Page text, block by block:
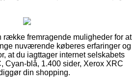
række fremragende muligheder for at
nuværende køberes erfaringer og
at du iagttager internet selskabets
Cyan-blå, 1.400 sider, Xerox XRC
din shopping.